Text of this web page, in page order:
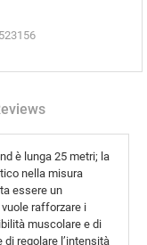
è lunga 25 metri; la
nella misura
essere un
rafforzare i
muscolare e di
regolare l’intensità